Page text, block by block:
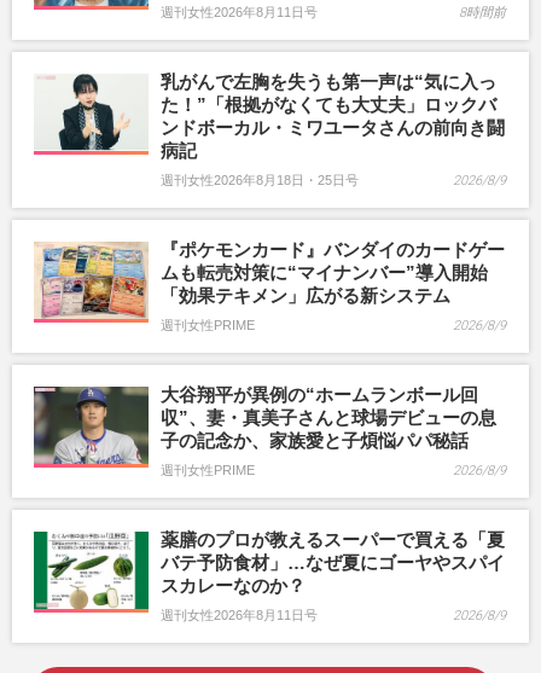
週刊女性2026年8月11日号 8時間前
乳がんで左胸を失うも第一声は“気に入っ
た！”「根拠がなくても大丈夫」ロックバ
ンドボーカル・ミワユータさんの前向き闘
病記
週刊女性2026年8月18日・25日号 2026/8/9
『ポケモンカード』バンダイのカードゲー
ムも転売対策に“マイナンバー”導入開始
「効果テキメン」広がる新システム
週刊女性PRIME 2026/8/9
大谷翔平が異例の“ホームランボール回
収”、妻・真美子さんと球場デビューの息
子の記念か、家族愛と子煩悩パパ秘話
週刊女性PRIME 2026/8/9
薬膳のプロが教えるスーパーで買える「夏
バテ予防食材」…なぜ夏にゴーヤやスパイ
スカレーなのか？
週刊女性2026年8月11日号 2026/8/9